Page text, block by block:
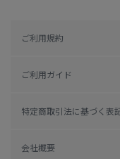
ご利用規約
ご利用ガイド
特定商取引法に基づく表
会社概要